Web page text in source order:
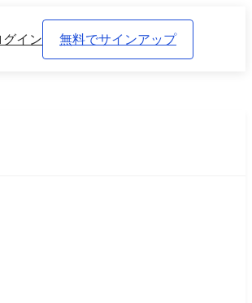
グイン 無料でサインアップ